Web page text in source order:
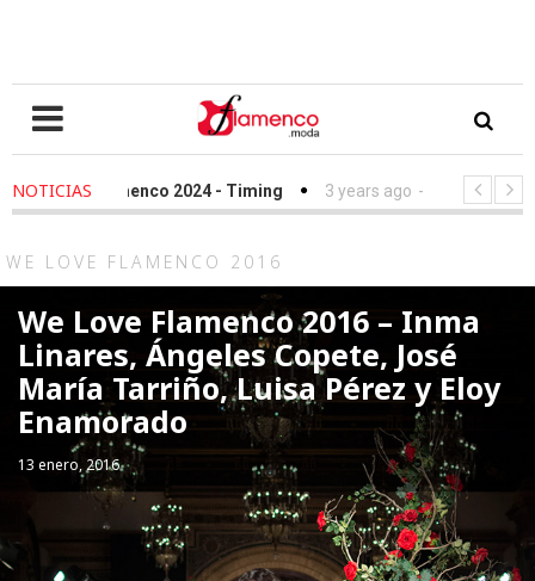
NOTICIAS
2024 - Timing 3 years ago Simof 2023 - Timing
4
WE LOVE FLAMENCO 2016
We Love Flamenco 2016 – Inma
Linares, Ángeles Copete, José
María Tarriño, Luisa Pérez y Eloy
Enamorado
13 enero, 2016